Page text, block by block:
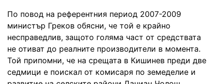
По повод на референтния период 2007-2009
министър Греков обясни, че той е крайно
несправедлив, защото голяма част от средствата
не отиват до реалните производители в момента.
Той припомни, че на срещата в Кишинев преди две
седмици е поискал от комисаря по земеделие и